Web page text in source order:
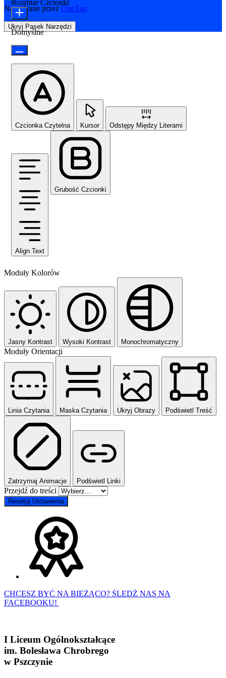
Napędzane przez OneTap
Ukryj Pasek Narzędzi
Rozmiar Czcionki
Domyślne
Czcionka Czytelna Kursor Odstępy Między Literami
Align Text
Grubość Czcionki
Moduły Kolorów
Jasny Kontrast Wysoki Kontrast Monochromatyczny
Moduły Orientacji
Linia Czytania Maska Czytania Ukryj Obrazy Podświetl Treść
Zatrzymaj Animacje Podświetl Linki
Przejdź do treści
Resetuj Ustawienia
CHCESZ BYĆ NA BIEŻĄCO? ŚLEDŹ NAS NA
FACEBOOKU!
I Liceum Ogólnokształcące
im. Bolesława Chrobrego
w Pszczynie